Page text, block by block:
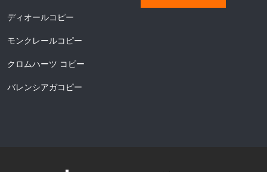
ディオールコピー
モンクレールコピー
クロムハーツ コピー
バレンシアガコピー